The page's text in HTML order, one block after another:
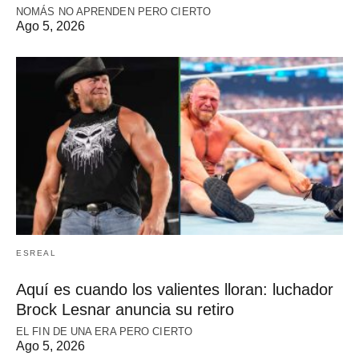
NOMÁS NO APRENDEN PERO CIERTO
Ago 5, 2026
ESREAL
Aquí es cuando los valientes lloran: luchador
Brock Lesnar anuncia su retiro
EL FIN DE UNA ERA PERO CIERTO
Ago 5, 2026